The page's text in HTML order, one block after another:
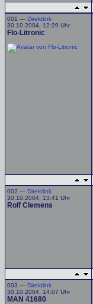
001 — Direktlink
30.10.2004, 12:29 Uhr
Flo-Litronic
002 — Direktlink
30.10.2004, 13:41 Uhr
Rolf Clemens
003 — Direktlink
30.10.2004, 14:07 Uhr
MAN 41680